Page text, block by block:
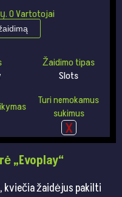
0Vartotojai
Žaidimo tipas
Slots
Turi nemokamus
sukimus
„Evoplay“
, kviečia žaidėjus pakilti